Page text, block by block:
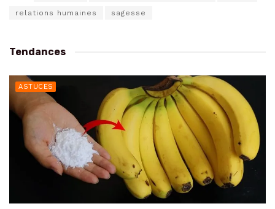
relations humaines sagesse
Tendances
ASTUCES